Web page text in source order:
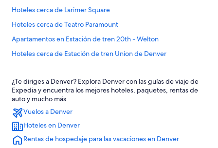
Hoteles cerca de Larimer Square
Hoteles cerca de Teatro Paramount
Apartamentos en Estación de tren 20th - Welton
Hoteles cerca de Estación de tren Union de Denver
Hoteles 4 estrellas en Centro de Denver
Apart-Hoteles en Centro de Denver
Hoteles con concierge en Centro de Denver
Hoteles con spa en Centro de Denver
Hoteles todo incluido en Centro de Denver
¿Te diriges a Denver? Explora Denver con las guías de viaje de
Expedia y encuentra los mejores hoteles, paquetes, rentas de
auto y mucho más.
Vuelos a Denver
Hoteles en Denver
Rentas de hospedaje para las vacaciones en Denver